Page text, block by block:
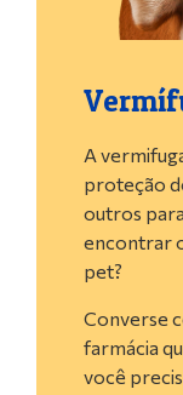
A
proteção
outros
encontrar
pet?
Converse
farmácia
você